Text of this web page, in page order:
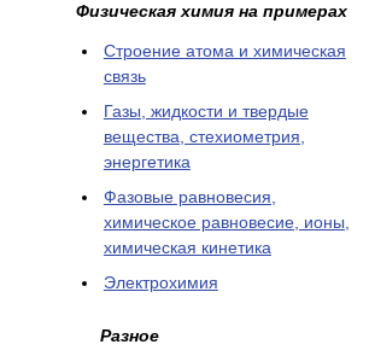
Физическая химия на примерах
Cтроение атома и химическая
связь
Газы, жидкости и твердые
вещества, стехиометрия,
энергетика
Фазовые равновесия,
химическое равновесие, ионы,
химическая кинетика
Электрохимия
Разное